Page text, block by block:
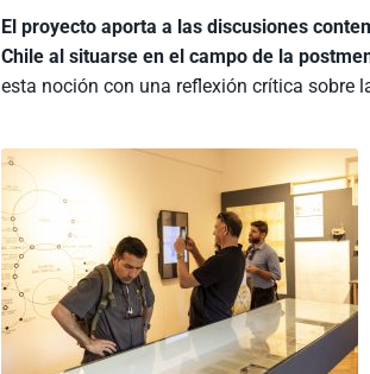
El proyecto aporta a las discusiones
Chile al situarse en el campo de la
esta noción con una reflexión crítica sobre